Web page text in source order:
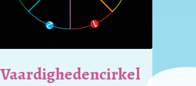
Vaardighedencirkel